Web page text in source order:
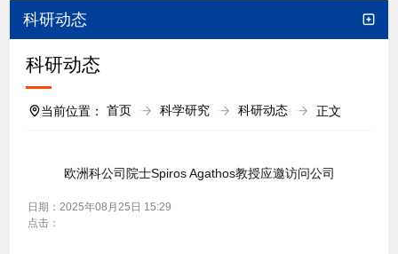
科研动态
科研动态
当前位置：首页 科学研究 科研动态 正文
欧洲科公司院士Spiros Agathos教授应邀访问公司
日期：2025年08月25日 15:29
点击：